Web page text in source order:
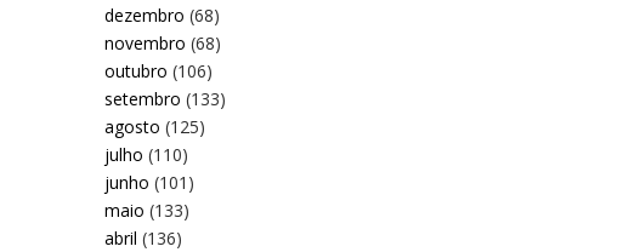
dezembro (68)
novembro (68)
outubro (106)
setembro (133)
agosto (125)
julho (110)
junho (101)
maio (133)
abril (136)